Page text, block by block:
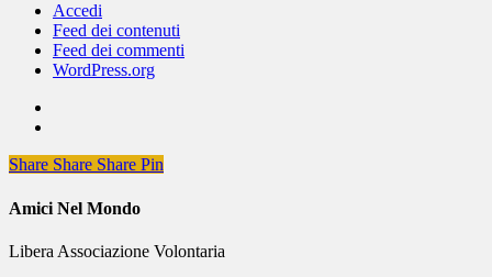
Accedi
Feed dei contenuti
Feed dei commenti
WordPress.org
Share
Share Share Share Pin
Amici Nel Mondo
Libera Associazione Volontaria